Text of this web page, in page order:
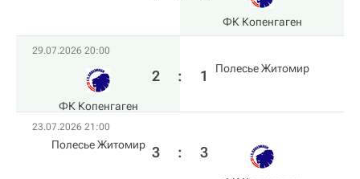
ФК Копенгаген
29.07.2026 20:00
ФК Копенгаген
2 : 1 Полесье Житомир
23.07.2026 21:00
Полесье Житомир 3 : 3